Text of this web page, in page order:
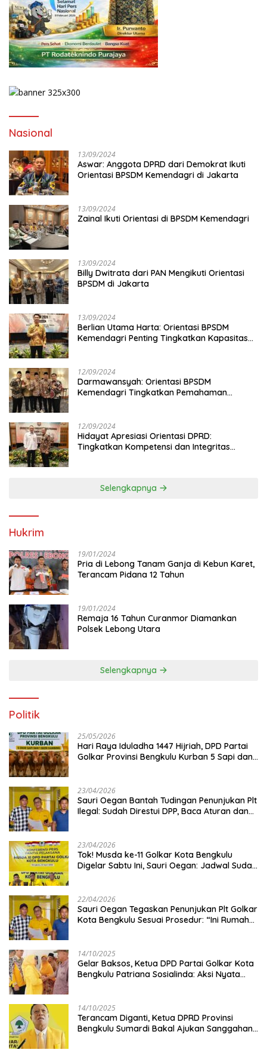
Nasional
13/09/2024
Aswar: Anggota DPRD dari Demokrat Ikuti
Orientasi BPSDM Kemendagri di Jakarta
13/09/2024
Zainal Ikuti Orientasi di BPSDM Kemendagri
13/09/2024
Billy Dwitrata dari PAN Mengikuti Orientasi
BPSDM di Jakarta
13/09/2024
Berlian Utama Harta: Orientasi BPSDM
Kemendagri Penting Tingkatkan Kapasitas
12/09/2024
Darmawansyah: Orientasi BPSDM
Kemendagri Tingkatkan Pemahaman
12/09/2024
Hidayat Apresiasi Orientasi DPRD:
Tingkatkan Kompetensi dan Integritas
Selengkapnya
Hukrim
19/01/2024
Pria di Lebong Tanam Ganja di Kebun Karet,
Terancam Pidana 12 Tahun
19/01/2024
Remaja 16 Tahun Curanmor Diamankan
Polsek Lebong Utara
Selengkapnya
Politik
25/05/2026
Hari Raya Iduladha 1447 Hijriah, DPD Partai
Golkar Provinsi Bengkulu Kurban 5 Sapi dan 1
23/04/2026
Sauri Oegan Bantah Tudingan Penunjukan Plt
Ilegal: Sudah Direstui DPP, Baca Aturan dan
23/04/2026
‎Tok! Musda ke-11 Golkar Kota Bengkulu
Digelar Sabtu Ini, Sauri Oegan: Jadwal Sudah
22/04/2026
Sauri Oegan Tegaskan Penunjukan Plt Golkar
Kota Bengkulu Sesuai Prosedur: “Ini Rumah
14/10/2025
‎Gelar Baksos, Ketua DPD Partai Golkar Kota
Bengkulu Patriana Sosialinda: Aksi Nyata
14/10/2025
Terancam Diganti, Ketua DPRD Provinsi
Bengkulu Sumardi Bakal Ajukan Sanggahan